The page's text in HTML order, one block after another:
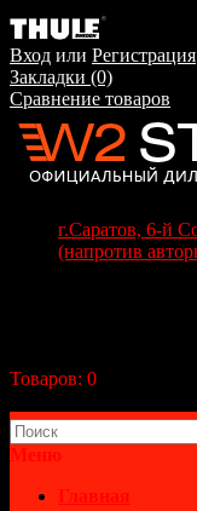
Вход или Регистрация
Закладки (0)
Сравнение товаров
г.Саратов, 6-й
(напротив
Товаров: 0
Меню
Главная